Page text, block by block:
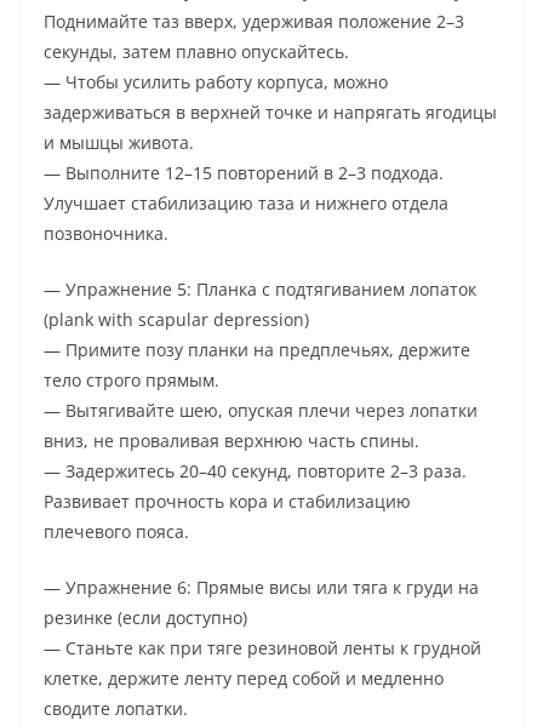
Поднимайте таз вверх, удерживая положение 2–3
секунды, затем плавно опускайтесь.
— Чтобы усилить работу корпуса, можно
задерживаться в верхней точке и напрягать ягодицы
и мышцы живота.
— Выполните 12–15 повторений в 2–3 подхода.
Улучшает стабилизацию таза и нижнего отдела
позвоночника.
— Упражнение 5: Планка с подтягиванием лопаток
(plank with scapular depression)
— Примите позу планки на предплечьях, держите
тело строго прямым.
— Вытягивайте шею, опуская плечи через лопатки
вниз, не проваливая верхнюю часть спины.
— Задержитесь 20–40 секунд, повторите 2–3 раза.
Развивает прочность кора и стабилизацию
плечевого пояса.
— Упражнение 6: Прямые висы или тяга к груди на
резинке (если доступно)
— Станьте как при тяге резиновой ленты к грудной
клетке, держите ленту перед собой и медленно
сводите лопатки.